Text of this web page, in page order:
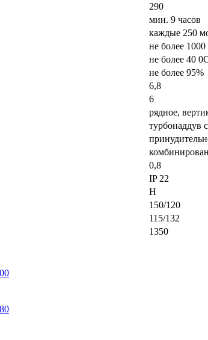
290
мин. 9 часов
каждые 250
не более
не более 40
не более 95%
6,8
6
рядное,
турбонаддув
0,8
IP 22
H
150/120
115/132
1350